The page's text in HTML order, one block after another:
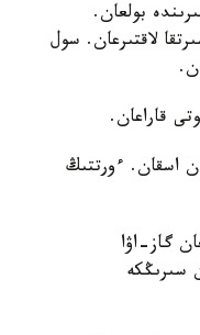
بىرىندە بولعان.
لاقتىرعان. سول
قاراعان.
ماتەريالدىق زالال 2,9 ميلليون تەڭگەدەن اسقان. ءورتتىڭ
گاز-اۋا
سىرىڭكە